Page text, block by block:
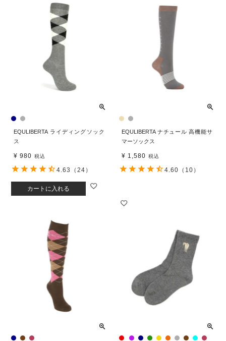
EQULIBERTA ライディングソック
ス
¥ 980 税込
カートに入れる
4.63 （24）
EQULIBERTA ナチュール 高機能サ
マーソックス
¥ 1,580 税込
4.60 （10）